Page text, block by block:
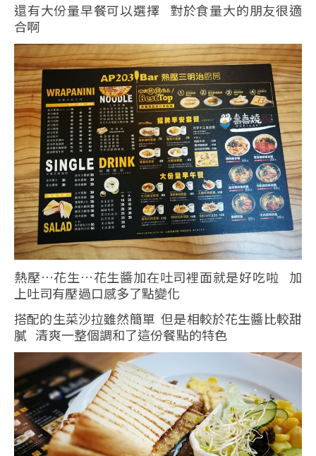
還有大份量早餐可以選擇 對於食量大的朋友很適
合啊
熱壓…花生…花生醬加在吐司裡面就是好吃啦 加
上吐司有壓過口感多了點變化
搭配的生菜沙拉雖然簡單 但是相較於花生醬比較甜
膩 清爽一整個調和了這份餐點的特色